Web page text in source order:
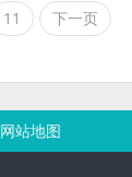
11
下一页
网站地图